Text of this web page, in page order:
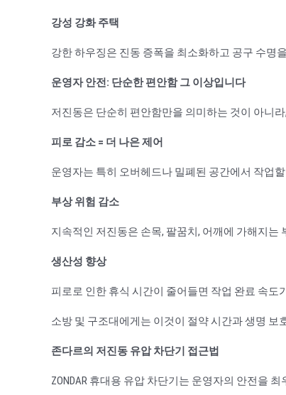
강성 강화 주택
강한 하우징은 진동 증폭을 최소화하고 공구 수명
운영자 안전: 단순한 편안함 그 이상입니다
저진동은 단순히 편안함만을 의미하는 것이 아니
피로 감소 = 더 나은 제어
운영자는 특히 오버헤드나 밀폐된 공간에서 작업
부상 위험 감소
지속적인 저진동은 손목, 팔꿈치, 어깨에 가해지는
생산성 향상
피로로 인한 휴식 시간이 줄어들면 작업 완료 속도
소방 및 구조대에게는 이것이 절약 시간과 생명 보
존다르의 저진동 유압 차단기 접근법
ZONDAR 휴대용 유압 차단기는 운영자의 안전을